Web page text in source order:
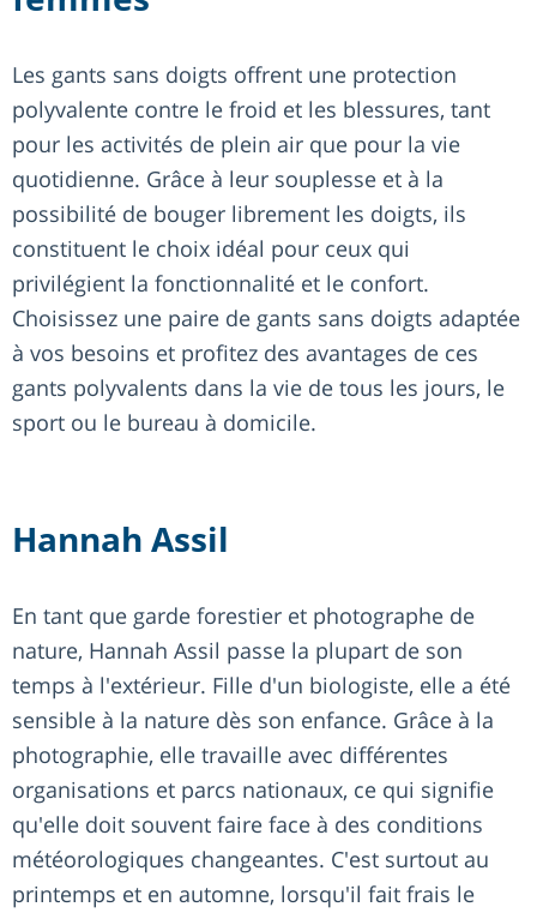
Les gants sans doigts offrent une protection
polyvalente contre le froid et les blessures, tant
pour les activités de plein air que pour la vie
quotidienne. Grâce à leur souplesse et à la
possibilité de bouger librement les doigts, ils
constituent le choix idéal pour ceux qui
privilégient la fonctionnalité et le confort.
Choisissez une paire de gants sans doigts adaptée
à vos besoins et profitez des avantages de ces
gants polyvalents dans la vie de tous les jours, le
sport ou le bureau à domicile.
Hannah Assil
En tant que garde forestier et photographe de
nature, Hannah Assil passe la plupart de son
temps à l'extérieur. Fille d'un biologiste, elle a été
sensible à la nature dès son enfance. Grâce à la
photographie, elle travaille avec différentes
organisations et parcs nationaux, ce qui signifie
qu'elle doit souvent faire face à des conditions
météorologiques changeantes. C'est surtout au
printemps et en automne, lorsqu'il fait frais le